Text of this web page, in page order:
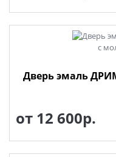
Дверь эмаль
от 12 600р.